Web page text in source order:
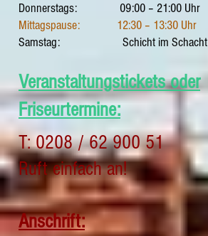
Donnerstags: 09:00 – 21:00 Uhr
Mittagspause: 12:30 – 13:30 Uhr
Samstag: Schicht im Schacht
Veranstaltungstickets oder
Friseurtermine:
T: 0208 / 62 900 51
Ruft einfach an!
Anschrift: